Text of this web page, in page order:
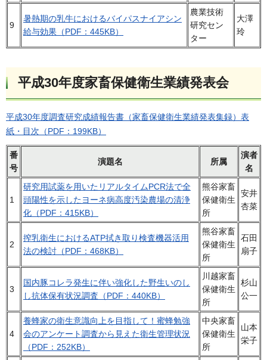
9
暑熱期の乳牛におけるバイパスナイアシン
給与効果（PDF：445KB）
農業技術
研究セン
ター
大澤
玲
平成30年度家畜保健衛生業績発表会
平成30年度調査研究成績報告書（家畜保健衛生業績発表集録）表
紙・目次（PDF：199KB）
番
号
演題名 所属
演者
名
1
研究用試薬を用いたリアルタイムPCR法で全
頭陽性を示したヨーネ病高度汚染農場の清浄
化（PDF：415KB）
熊谷家畜
保健衛生
所
安井
杏菜
2
搾乳衛生におけるATP拭き取り検査機器活用
法の検討（PDF：468KB）
熊谷家畜
保健衛生
所
石田
扇子
3
国内豚コレラ発生に伴い強化した野生いのし
し抗体保有状況調査（PDF：440KB）
川越家畜
保健衛生
所
杉山
公一
4
養蜂家の衛生意識向上を目指して！蜜蜂勉強
会のアンケート調査から見えた衛生管理状況
（PDF：252KB）
中央家畜
保健衛生
所
山本
栄子